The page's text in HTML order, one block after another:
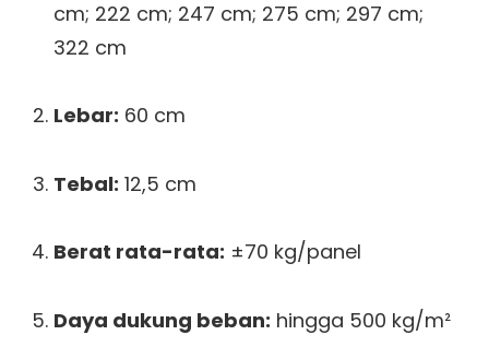
cm; 222 cm; 247 cm; 275 cm; 297 cm;
322 cm
Lebar: 60 cm
Tebal: 12,5 cm
Berat rata-rata: ±70 kg/panel
Daya dukung beban: hingga 500 kg/m²